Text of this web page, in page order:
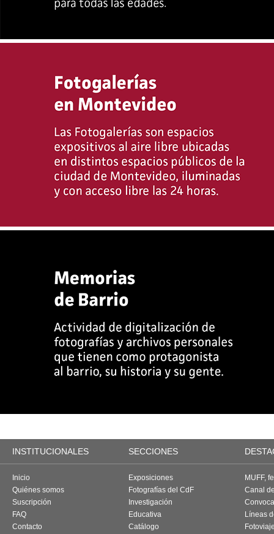
INSTITUCIONALES SECCIONES
Inicio
Quiénes somos
Suscripción
FAQ
Contacto
Exposiciones
Fotografías del CdF
Investigación
Educativa
Catálogo
MUFF,
Canal
Líneas